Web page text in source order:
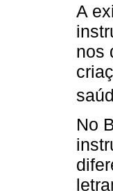
A
nos
No